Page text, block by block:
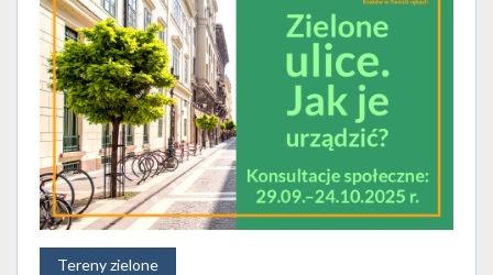
Tereny zielone